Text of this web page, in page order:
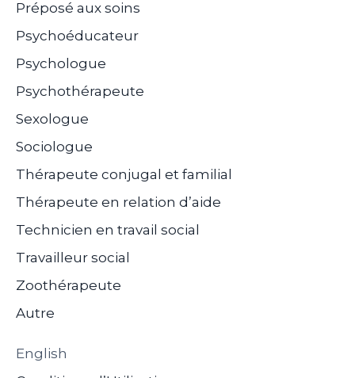
Préposé aux soins
Psychoéducateur
Psychologue
Psychothérapeute
Sexologue
Sociologue
Thérapeute conjugal et familial
Thérapeute en relation d’aide
Technicien en travail social
Travailleur social
Zoothérapeute
Autre
English